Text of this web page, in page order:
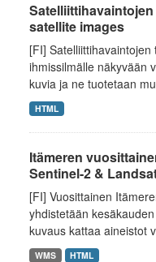
satellite images
[FI]
ihmissilmälle näkyvään
kuvia ja ne tuotetaan
HTML
Itämeren
Sentinel-2 &
[FI] Vuosittainen
yhdistetään
kuvaus kattaa aineistot
WMS HTML